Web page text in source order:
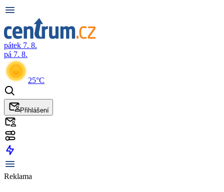
pátek 7. 8.
pá 7. 8.
25°C
Přihlášení
Reklama